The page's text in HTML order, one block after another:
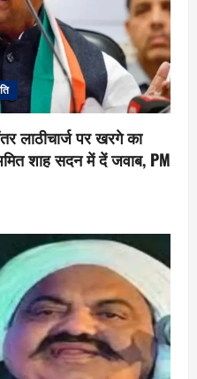
लाठीचार्ज पर खरगे का
शाह सदन में दें जवाब, PM